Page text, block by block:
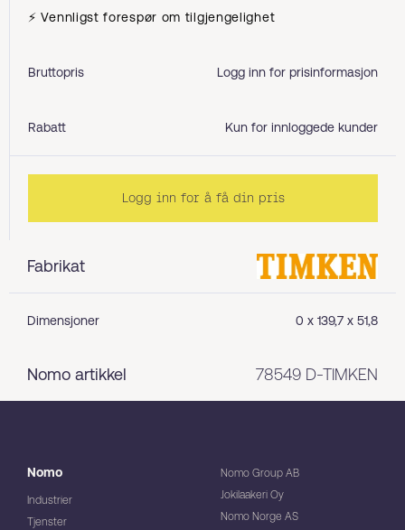
Fabrikat
Dimensjoner 0 x 139,7 x 51,8
Nomo artikkel 78549 D-TIMKEN
⚡ Vennligst forespør om tilgjengelighet
Bruttopris Logg inn for prisinformasjon
Rabatt Kun for innloggede kunder
Logg inn for å få din pris
Nomo
Industrier
Tjenster
Nomo Group AB
Jokilaakeri Oy
Nomo Norge AS